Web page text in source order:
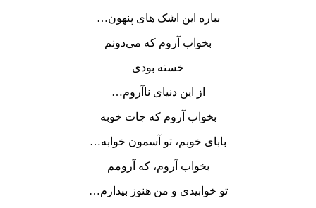
بباره این اشک های پنهون…
بخواب آروم که می‌دونم
خسته بودی
از این دنیای ناآروم…
بخواب آروم که جات خوبه
بابای خوبم، تو آسمون خوابه…
بخواب آروم، که آرومم
تو خوابیدی و من هنوز بیدارم…